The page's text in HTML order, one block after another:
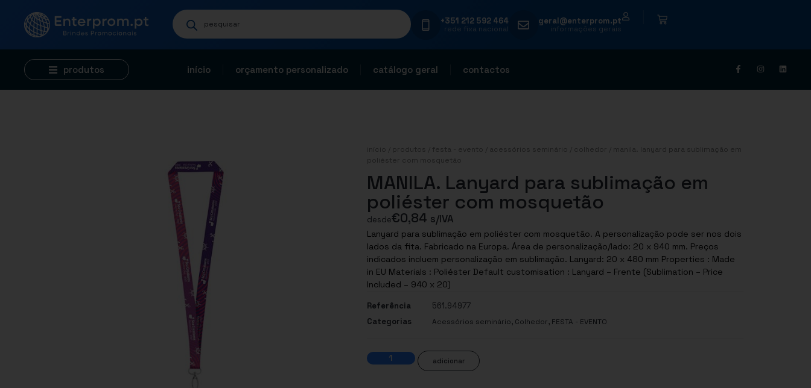
+351 212 592 464
rede fixa nacional
geral@enterprom.pt
informações gerais
produtos início orçamento personalizado catálogo geral contactos
início produtos festa - evento acessórios seminário colhedor
/ manila. lanyard para sublimação em
poliéster com mosquetão
MANILA. Lanyard para sublimação em
poliéster com mosquetão
desde€0,84 s/IVA
Lanyard para sublimação em poliéster com mosquetão. A personalização pode ser nos dois
lados da fita. Fabricado na Europa. Área de personalização/lado: 20 x 940 mm. Preços
indicados incluem personalização em sublimação. Lanyard: 20 x 480 mm Properties : Made
in EU Materials : Poliéster Default customisation : Lanyard – Frente (Sublimation – Price
Included – 940 x 20)
Referência
561.94977
Categorias
Acessórios seminário, Colhedor, FESTA - EVENTO
adicionar